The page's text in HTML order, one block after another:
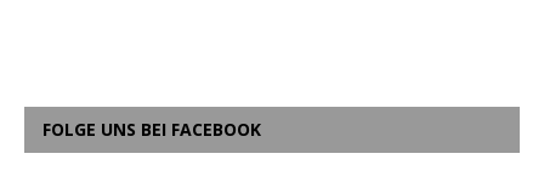
FOLGE UNS BEI FACEBOOK